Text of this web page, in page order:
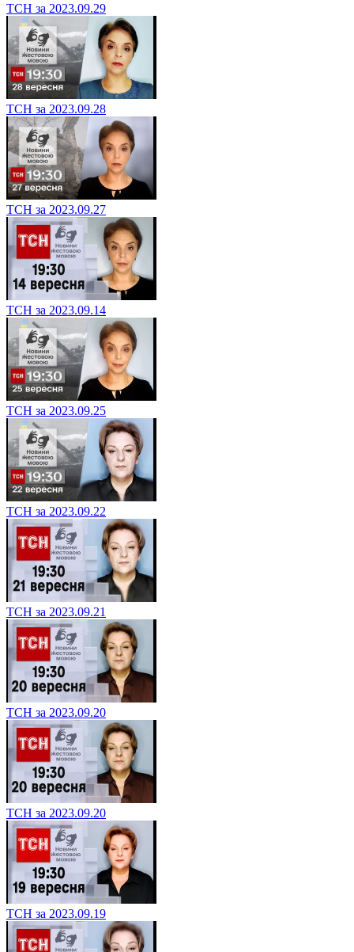
ТСН за 2023.09.29
ТСН за 2023.09.28
ТСН за 2023.09.27
ТСН за 2023.09.14
ТСН за 2023.09.25
ТСН за 2023.09.22
ТСН за 2023.09.21
ТСН за 2023.09.20
ТСН за 2023.09.20
ТСН за 2023.09.19